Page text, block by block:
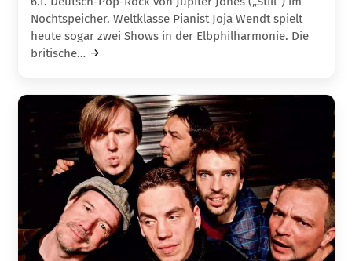
Nochtspeicher. Weltklasse Pianist Joja Wendt spielt
heute sogar zwei Shows in der Elbphilharmonie. Die
britische…